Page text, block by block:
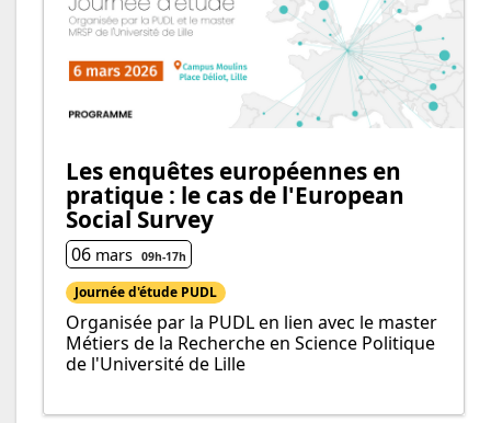
Les enquêtes européennes en
pratique : le cas de l'European
Social Survey
06 mars 09h-17h
Journée d'étude PUDL
Organisée par la PUDL en lien avec le master
Métiers de la Recherche en Science Politique
de l'Université de Lille